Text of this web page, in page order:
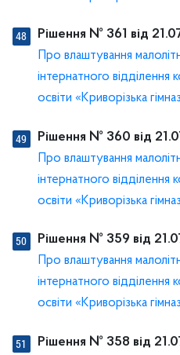
Рішення № 361 від
Про влаштування
інтернатного відділення
освіти «Криворізька
Рішення № 360 від
Про влаштування
інтернатного відділення
освіти «Криворізька
Рішення № 359 від
Про влаштування
інтернатного відділення
освіти «Криворізька
Рішення № 358 від